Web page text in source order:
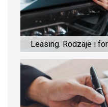
Leasing. Rodzaje i